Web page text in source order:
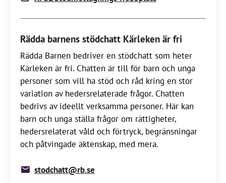
Rädda barnens stödchatt Kärleken är fri
Rädda Barnen bedriver en stödchatt som heter
Kärleken är fri. Chatten är till för barn och unga
personer som vill ha stöd och råd kring en stor
variation av hedersrelaterade frågor. Chatten
bedrivs av ideellt verksamma personer. Här kan
barn och unga ställa frågor om rättigheter,
hedersrelaterat våld och förtryck, begränsningar
och påtvingade äktenskap, med mera.
stodchatt@rb.se